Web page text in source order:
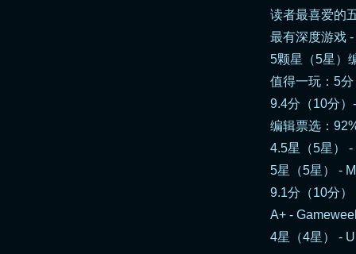
读者最喜爱的
最有深度游戏 -
5颗星（5星）
值得一玩：5
9.4分（10分
编辑票选：
4.5星（5星）
5星（5星） -
9.1分（10分
A+ -
4星（4星） -